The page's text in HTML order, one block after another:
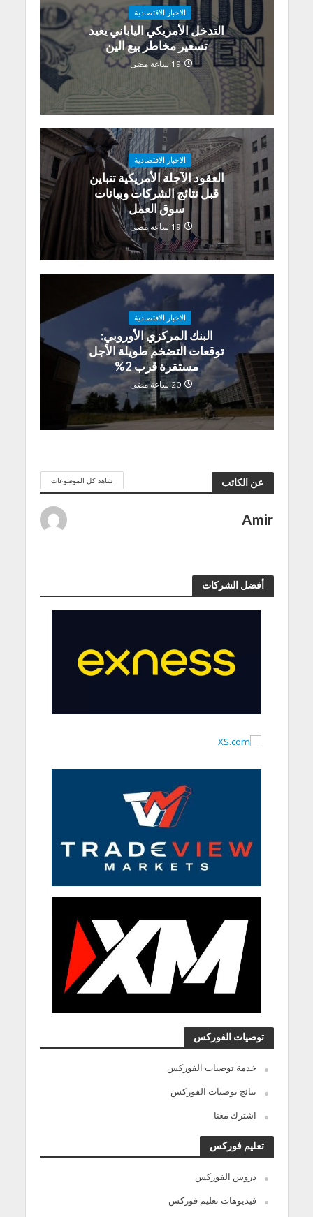
الاخبار الاقتصادية
التدخل الأمريكي الياباني يعيد
تسعير مخاطر بيع الين
19 ساعة مضى
الاخبار الاقتصادية
العقود الآجلة الأمريكية تتباين
قبل نتائج الشركات وبيانات
سوق العمل
19 ساعة مضى
الاخبار الاقتصادية
البنك المركزي الأوروبي:
توقعات التضخم طويلة الأجل
مستقرة قرب 2%
20 ساعة مضى
عن الكاتب شاهد كل الموضوعات
Amir
أفضل الشركات
توصيات الفوركس
خدمة توصيات الفوركس
نتائج توصيات الفوركس
اشترك معنا
تعليم فوركس
دروس الفوركس
فيديوهات تعليم فوركس